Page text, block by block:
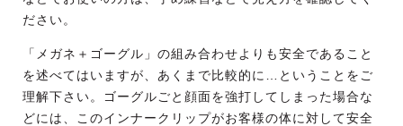
ださい。
「メガネ＋ゴーグル」の組み合わせよりも安全であること
を述べてはいますが、あくまで比較的に…ということをご
理解下さい。ゴーグルごと顔面を強打してしまった場合な
どには、このインナークリップがお客様の体に対して安全